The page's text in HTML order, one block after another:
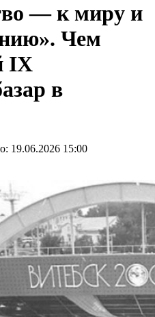
— к миру и
Чем
IX
в
19.06.2026 15:00